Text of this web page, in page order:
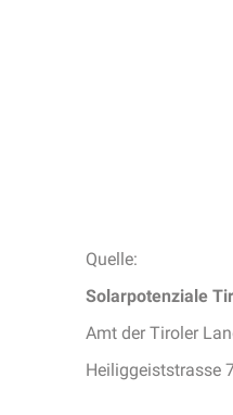
Quelle:
Solarpotenziale
Amt der Tiroler
Heiliggeiststrasse